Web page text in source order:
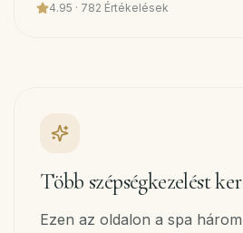
4.95 · 782 Értékelések
Több szépségkezelést
Ezen az oldalon a spa